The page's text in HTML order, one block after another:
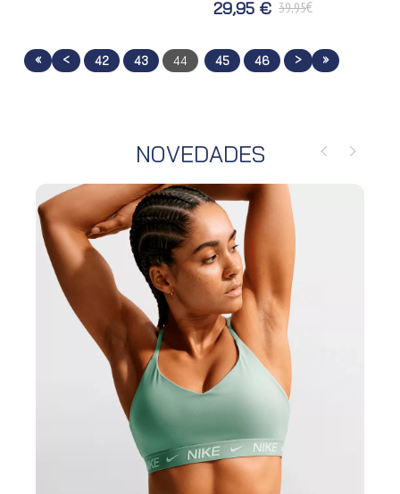
29,95 € 39,95€
« < 42 43 44 45 46 > »
NOVEDADES